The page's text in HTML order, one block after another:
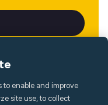
to enable and improve
site use, to collect